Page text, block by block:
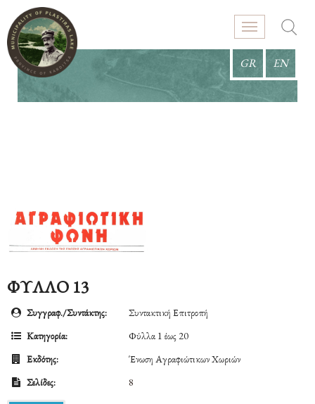
GR EN
ΦΥΛΛΟ 13
Συγγραφ./Συντάκτης:
Συντακτική Επιτροπή
Κατηγορία:
Φύλλα 1 έως 20
Εκδότης:
Ένωση Αγραφιώτικων Χωριών
Σελίδες:
8